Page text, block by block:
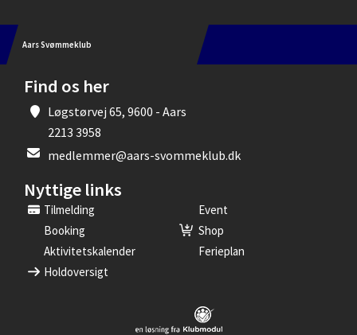
Aars Svømmeklub
Find os her
Løgstørvej 65, 9600 - Aars
2213 3958
medlemmer@aars-svommeklub.dk
Nyttige links
Tilmelding
Event
Booking
Shop
Aktivitetskalender
Ferieplan
Holdoversigt